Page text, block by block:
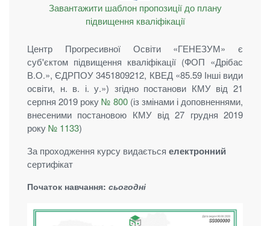
Завантажити шаблон пропозиції до плану
підвищення кваліфікації
Центр Прогресивної Освіти «ГЕНЕЗУМ» є
суб'єктом підвищення кваліфікації (ФОП «Дрібас
В.О.», ЄДРПОУ 3451809212, КВЕД «85.59 Інші види
освіти, н. в. і. у.») згідно постанови КМУ від 21
серпня 2019 року№ 800(із змінами і доповненнями,
внесеними постановою КМУ від 27 грудня 2019
року№ 1133)
За проходження курсу видається електронний
сертифікат
Початок навчання: сьогодні